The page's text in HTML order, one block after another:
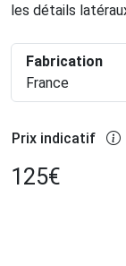
les détails
Fabrication
France
Prix indicatif
125€